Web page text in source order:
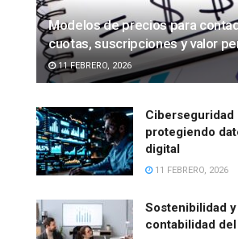
Modelos de precios para
cuotas, suscripciones y valor
11 FEBRERO, 2026
Ciberseguridad
protegiendo
digital
11 FEBRERO, 2026
Sostenibilidad y
contabilidad